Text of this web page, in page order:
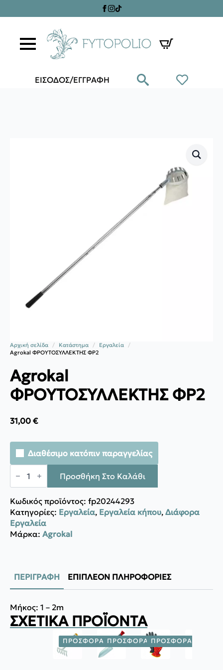
ΕΙΣΟΔΟΣ/ΕΓΓΡΑΦΗ
Αρχική σελίδα Κατάστημα
Εργαλεία
Agrokal ΦΡΟΥΤΟΣΥΛΛΕΚΤΗΣ ΦΡ2
Agrokal
ΦΡΟΥΤΟΣΥΛΛΕΚΤΗΣ ΦΡ2
31,00 €
Διαθέσιμο κατόπιν παραγγελίας
Agrokal
ΦΡΟΥΤΟΣΥΛΛΕΚΤΗΣ
ΦΡ2
Προσθήκη Στο Καλάθι
Κωδικός προϊόντος: fp20244293
Κατηγορίες: Εργαλεία, Εργαλεία κήπου, Διάφορα
Eργαλεία
Μάρκα: Agrokal
ΠΕΡΙΓΡΑΦΉ ΕΠΙΠΛΈΟΝ ΠΛΗΡΟΦΟΡΊΕΣ
Μήκος: 1 – 2m
ΣΧΕΤΙΚΆ ΠΡΟΪΌΝΤΑ
ΠΡΟΣΦΟΡΆ! ΠΡΟΣΦΟΡΆ! ΠΡΟΣΦΟΡΆ!